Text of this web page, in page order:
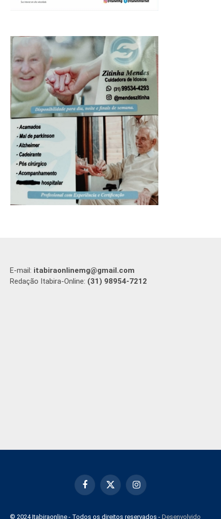
E-mail: itabiraonlinemg@gmail.com
Redação Itabira-Online: (31) 98954-7212
Facebook
X
Instagram
© 2024 Itabiraonline - Todos os direitos reservados - Desenvolvido